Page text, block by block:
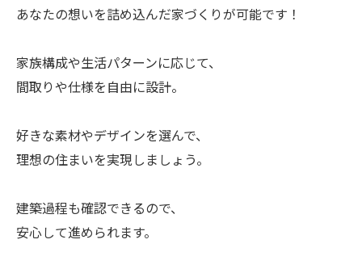
あなたの想いを詰め込んだ家づくりが可能です！
家族構成や生活パターンに応じて、
間取りや仕様を自由に設計。
好きな素材やデザインを選んで、
理想の住まいを実現しましょう。
建築過程も確認できるので、
安心して進められます。